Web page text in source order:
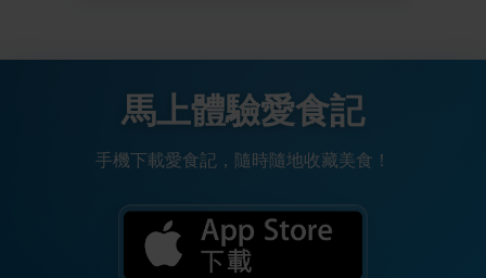
馬上體驗愛食記
手機下載愛食記，隨時隨地收藏美食！